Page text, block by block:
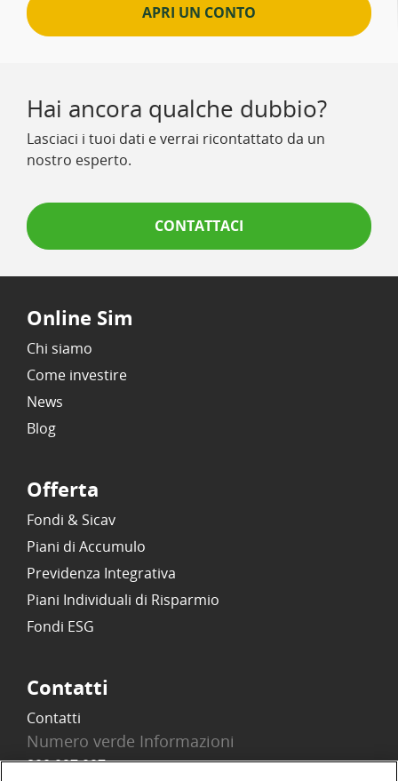
APRI UN CONTO
Hai ancora qualche dubbio?
Lasciaci i tuoi dati e verrai ricontattato da un
nostro esperto.
CONTATTACI
Online Sim
Chi siamo
Come investire
News
Blog
Offerta
Fondi & Sicav
Piani di Accumulo
Previdenza Integrativa
Piani Individuali di Risparmio
Fondi ESG
Contatti
Contatti
Numero verde Informazioni
800 097 097